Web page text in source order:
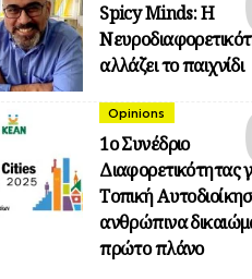
Spicy Minds: Η
αλλάζει το παιχνίδι
Opinions
1ο Συνέδριο
Διαφορετικότητας
Τοπική
ανθρώπινα
πρώτο πλάνο